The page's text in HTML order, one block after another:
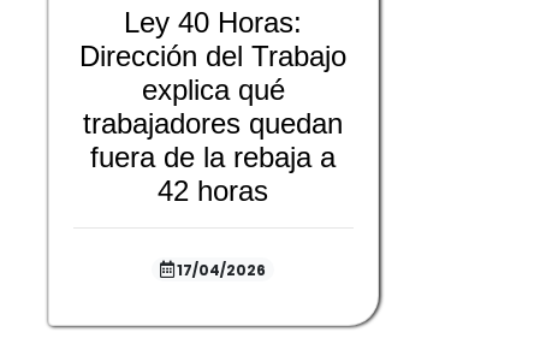
Ley 40 Horas:
Dirección del Trabajo
explica qué
trabajadores quedan
fuera de la rebaja a
42 horas
17/04/2026